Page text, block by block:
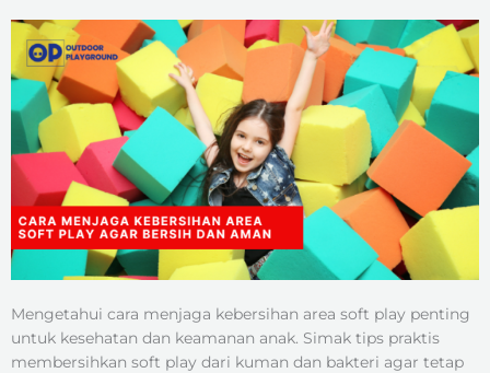
Mengetahui cara menjaga kebersihan area soft play penting
untuk kesehatan dan keamanan anak. Simak tips praktis
membersihkan soft play dari kuman dan bakteri agar tetap